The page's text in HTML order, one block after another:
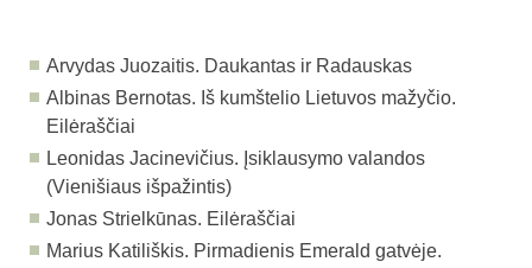
Arvydas Juozaitis. Daukantas ir Radauskas
Albinas Bernotas. Iš kumštelio Lietuvos mažyčio.
Eilėraščiai
Leonidas Jacinevičius. Įsiklausymo valandos
(Vienišiaus išpažintis)
Jonas Strielkūnas. Eilėraščiai
Marius Katiliškis. Pirmadienis Emerald gatvėje.